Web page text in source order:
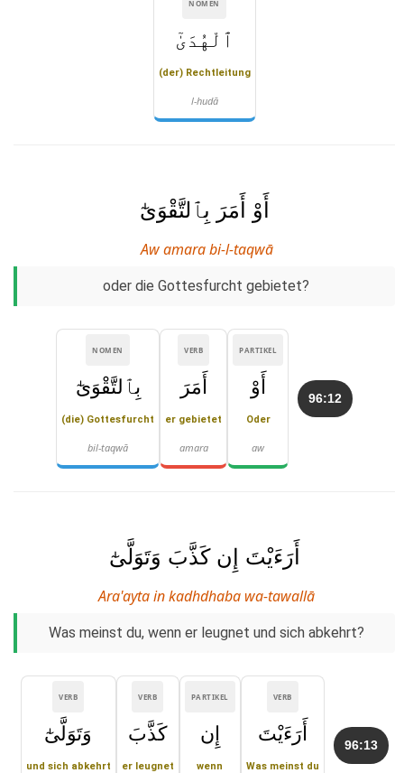
NOMEN
ٱلْهُدَىٰٓ
(der) Rechtleitung
l-hudā
أَوْ أَمَرَ بِٱلتَّقْوَىٰٓ
Aw amara bi-l-taqwā
oder die Gottesfurcht gebietet?
96:12
PARTIKEL
أَوْ
Oder
aw
VERB
أَمَرَ
er gebietet
amara
NOMEN
بِٱلتَّقْوَىٰٓ
(die) Gottesfurcht
bil-taqwā
أَرَءَيْتَ إِن كَذَّبَ وَتَوَلَّىٰٓ
Ara'ayta in kadhdhaba wa-tawallā
Was meinst du, wenn er leugnet und sich abkehrt?
96:13
VERB
أَرَءَيْتَ
Was meinst du
PARTIKEL
إِن
wenn
VERB
كَذَّبَ
er leugnet
VERB
وَتَوَلَّىٰٓ
und sich abkehrt